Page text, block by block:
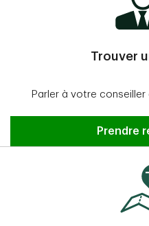
Trouver
Parler à votre
Prendre